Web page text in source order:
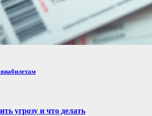
угрозу и что делать